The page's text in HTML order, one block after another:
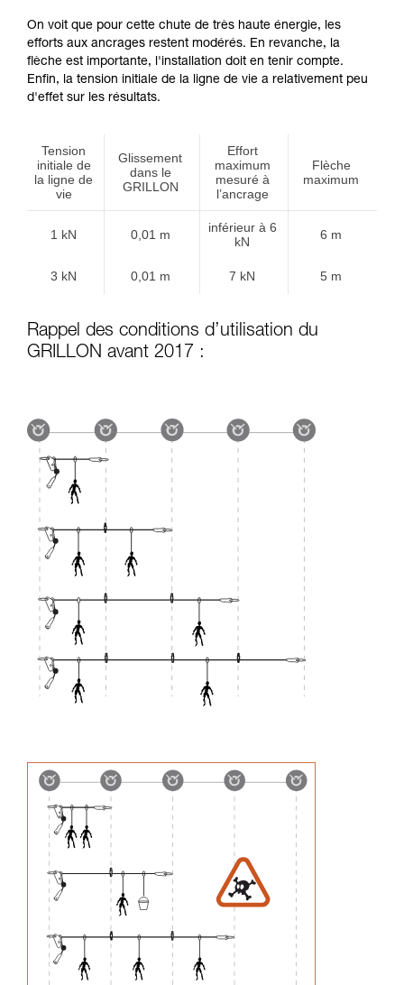
On voit que pour cette chute de très haute énergie, les
efforts aux ancrages restent modérés. En revanche, la
flèche est importante, l'installation doit en tenir compte.
Enfin, la tension initiale de la ligne de vie a relativement peu
d'effet sur les résultats.
Tension
initiale de
la ligne de
vie
Glissement
dans le
GRILLON
Effort
maximum
mesuré à
l’ancrage
Flèche
maximum
1 kN 0,01 m
inférieur à 6
kN
6 m
3 kN 0,01 m 7 kN 5 m
Rappel des conditions d’utilisation du
GRILLON avant 2017 :